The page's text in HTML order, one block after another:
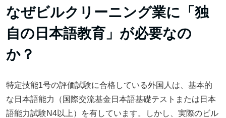
なぜビルクリーニング業に「独
自の日本語教育」が必要なの
か？
特定技能1号の評価試験に合格している外国人は、基本的
な日本語能力（国際交流基金日本語基礎テストまたは日本
語能力試験N4以上）を有しています。しかし、実際のビル